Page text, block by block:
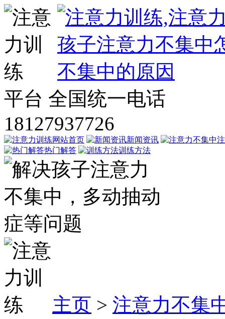
平台 全国统一电话
18127937726
网站首页 新闻资讯
热门解答
训练方法
主页 > 注意力不集